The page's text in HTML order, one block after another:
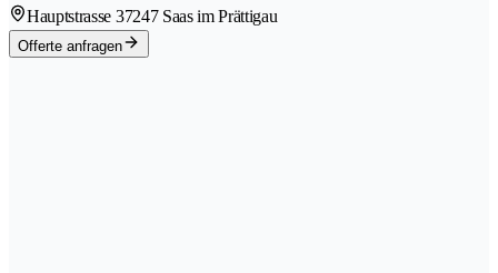
Hauptstrasse 37247 Saas im Prättigau
Offerte anfragen